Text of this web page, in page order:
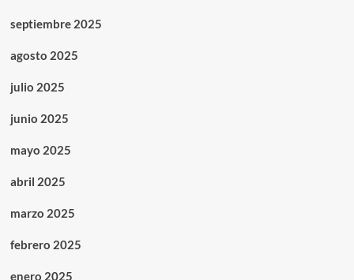
septiembre 2025
agosto 2025
julio 2025
junio 2025
mayo 2025
abril 2025
marzo 2025
febrero 2025
enero 2025